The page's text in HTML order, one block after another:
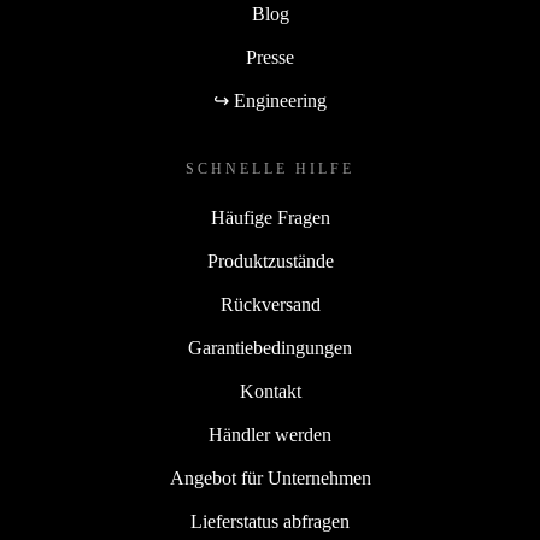
Blog
Presse
↪ Engineering
SCHNELLE HILFE
Häufige Fragen
Produktzustände
Rückversand
Garantiebedingungen
Kontakt
Händler werden
Angebot für Unternehmen
Lieferstatus abfragen